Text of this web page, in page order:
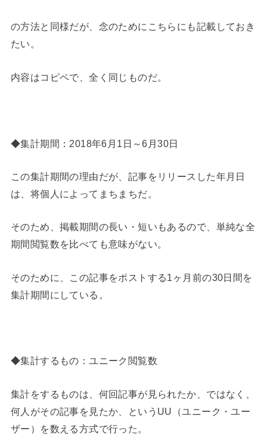
の方法と同様だが、念のためにこちらにも記載しておき
たい。
内容はコピペで、全く同じものだ。
◆集計期間：2018年6月1日～6月30日
この集計期間の理由だが、記事をリリースした年月日
は、将個人によってまちまちだ。
そのため、掲載期間の長い・短いもあるので、単純な全
期間閲覧数を比べても意味がない。
そのために、この記事をポストする1ヶ月前の30日間を
集計期間にしている。
◆集計するもの：ユニーク閲覧数
集計をするものは、何回記事が見られたか、ではなく、
何人がその記事を見たか、というUU（ユニーク・ユー
ザー）を数える方式で行った。